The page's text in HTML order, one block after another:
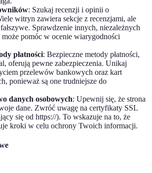
: Szukaj recenzji i opinii o
witryn zawiera sekcje z recenzjami, ale
Sprawdzenie innych, niezależnych
może pomóc w ocenie wiarygodności
płatności: Bezpieczne metody płatności,
oferują pewne zabezpieczenia. Unikaj
przelewów bankowych oraz kart
ponieważ są one trudniejsze do
danych osobowych: Upewnij się, że strona
dane. Zwróć uwagę na certyfikaty SSL
się od https://). To wskazuje na to, że
kroki w celu ochrony Twoich informacji.